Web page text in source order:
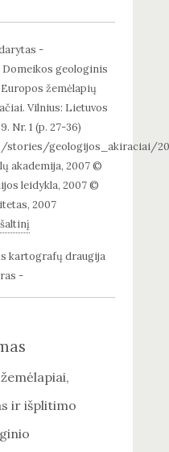
-
Domeikos geologinis
žemėlapių
Vilnius: Lietuvos
Nr. 1 (p. 27-36)
stories/geologijos_akiraciai/
akademija, 2007 ©
leidykla, 2007 ©
2007
kartografų draugija
-
ir išplitimo